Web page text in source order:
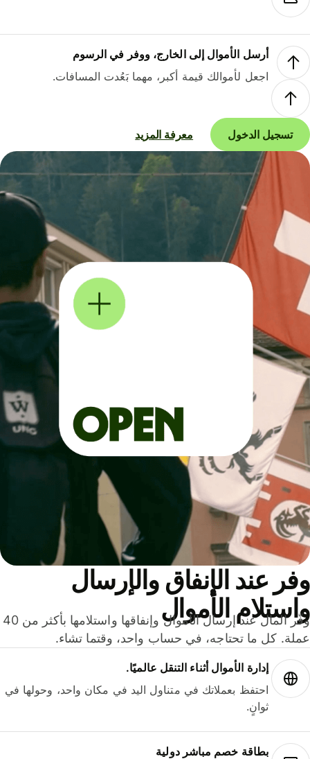
أرسل الأموال إلى الخارج، ووفر في الرسوم
اجعل لأموالك قيمة أكبر، مهما بَعُدت المسافات.
تسجيل الدخول معرفة المزيد
عند الإنفاق والإرسال
الأموال
وفّر المال عند إرسال الأموال وإنفاقها واستلامها بأكثر من 40
كل ما تحتاجه، في حساب واحد، وقتما تشاء.
إدارة الأموال أثناء التنقل عالميًا.
احتفظ بعملاتك في متناول اليد في مكان واحد، وحولها في
ثوانٍ.
بطاقة خصم مباشر دولية